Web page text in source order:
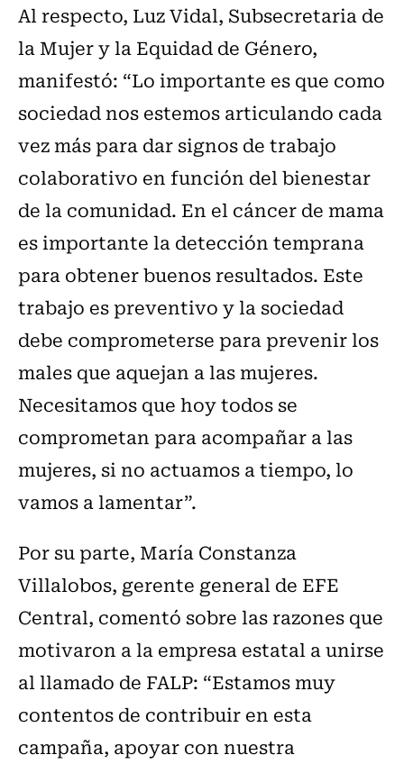
Al respecto, Luz Vidal, Subsecretaria de
la Mujer y la Equidad de Género,
manifestó: “Lo importante es que como
sociedad nos estemos articulando cada
vez más para dar signos de trabajo
colaborativo en función del bienestar
de la comunidad. En el cáncer de mama
es importante la detección temprana
para obtener buenos resultados. Este
trabajo es preventivo y la sociedad
debe comprometerse para prevenir los
males que aquejan a las mujeres.
Necesitamos que hoy todos se
comprometan para acompañar a las
mujeres, si no actuamos a tiempo, lo
vamos a lamentar”.
Por su parte, María Constanza
Villalobos, gerente general de EFE
Central, comentó sobre las razones que
motivaron a la empresa estatal a unirse
al llamado de FALP: “Estamos muy
contentos de contribuir en esta
campaña, apoyar con nuestra